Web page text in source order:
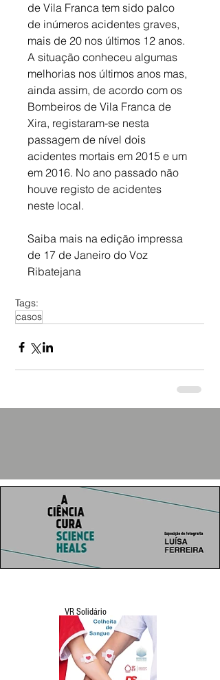
de Vila Franca tem sido palco
de inúmeros acidentes graves,
mais de 20 nos últimos 12 anos.
A situação conheceu algumas
melhorias nos últimos anos mas,
ainda assim, de acordo com os
Bombeiros de Vila Franca de
Xira, registaram-se nesta
passagem de nível dois
acidentes mortais em 2015 e um
em 2016. No ano passado não
houve registo de acidentes
neste local.
Saiba mais na edição impressa
de 17 de Janeiro do Voz
Ribatejana
Tags:
casos
VR Solidário